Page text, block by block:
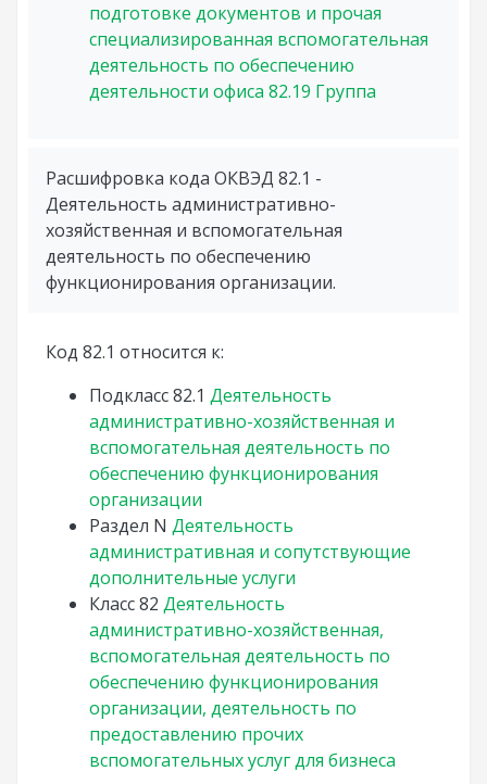
подготовке документов и прочая
специализированная вспомогательная
деятельность по обеспечению
деятельности офиса 82.19 Группа
Расшифровка кода ОКВЭД 82.1 -
Деятельность административно-
хозяйственная и вспомогательная
деятельность по обеспечению
функционирования организации.
Код 82.1 относится к:
Подкласс82.1 Деятельность
административно-хозяйственная и
вспомогательная деятельность по
обеспечению функционирования
организации
Раздел N Деятельность
административная и сопутствующие
дополнительные услуги
Класс82 Деятельность
административно-хозяйственная,
вспомогательная деятельность по
обеспечению функционирования
организации, деятельность по
предоставлению прочих
вспомогательных услуг для бизнеса